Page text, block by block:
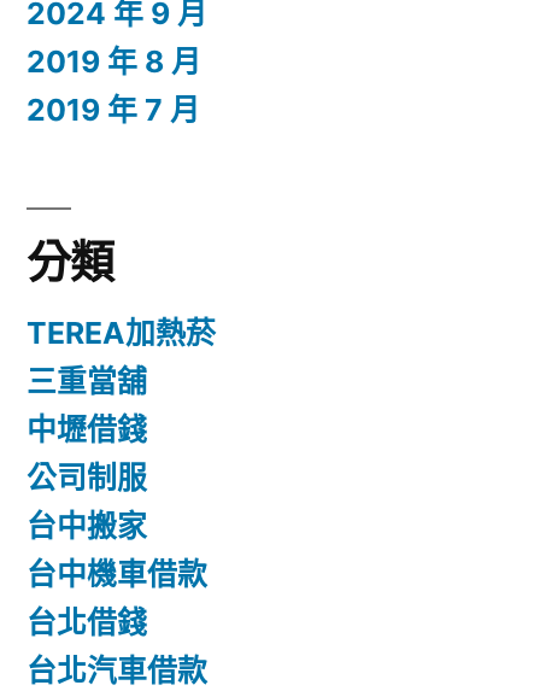
2024 年 9 月
2019 年 8 月
2019 年 7 月
分類
TEREA加熱菸
三重當舖
中壢借錢
公司制服
台中搬家
台中機車借款
台北借錢
台北汽車借款